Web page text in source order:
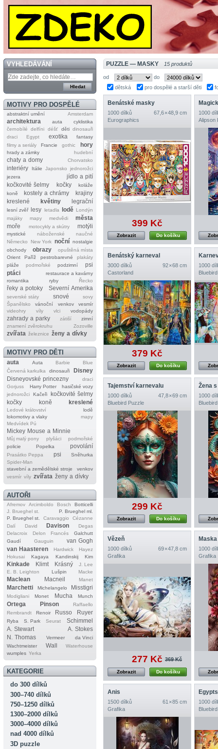
VYHLEDÁVÁNÍ
MOTIVY PRO DOSPĚLÉ
abstraktní umění Amsterdam
architektura auta
cyklistika
černobílé
delfíni déšť děti dinosauři
draci
Egypt exotika
fantasy
filmy a seriály
Francie gothic hory
hrady a zámky hudební
chaty a domy Chorvatsko
interiéry Itálie Japonsko
jednorožci
jezera
jídlo a pití
kočkovité šelmy
kočky
koláže
koně
kostely a chrámy
krajiny
kreslené
květiny legrační
lesní zvěř lesy letadla lodě Londýn
majáky
mapy medvědi
města
moře
motocykly a skútry motýli
mystické náboženské
naučné
Německo
New York noční nostalgie
obchody
obrazy
opuštěná místa
Orient
Paříž pestrobarevné
plakáty
pláže
podmořské podzimní
psi
ptáci
restaurace a kavárny
romantika
ryby Řecko
řeky a potoky Severní Amerika
severské státy snové
sovy
Španělsko
vánoční venkov
vesmír
videohry
víly vlci vodopády
zahrady a parky zátiší
zimní
znamení zvěrokruhu
Zozoville
zvířata železnice ženy a dívky
MOTIVY PRO DĚTI
auta Auta Barbie
Blue
Červená karkulka
dinosauři
Disney
Disneyovské princezny
draci
Gorjuss
Harry Potter
hasičské vozy
jednorožci
Kačeři
kočkovité šelmy
kočky
koně kreslené
Ledové království
lodě
lokomotivy a vlaky
mapy
Medvídek Pú
Mickey Mouse a Minnie
Můj malý pony plyšáci
podmořské
policie
Popelka povolání
Prasátko Peppa psi
Sněhurka
Spider‐Man
stavební a zemědělské stroje
venkov
vesmír víly zvířata ženy a dívky
AUTOŘI
Afremov Arcimboldo Bosch
Botticelli
J. Brueghel st.
P. Brueghel ml.
P. Brueghel st.
Caravaggio
Cézanne
Dalí
David Davison
Degas
Delacroix
Delon Francés
Galchutt
Gaudí
Gauguin
van Gogh
van Haasteren
Hardwick
Hayez
Hokusai
Kagaya Kandinskij Kim
Kinkade Klimt Krásný
J. Lee
E. B. Leighton
Lušpin Macke
Maclean Macneil Manet
Marchetti Michelangelo Misstigri
Modigliani Monet Mucha Munch
Ortega Pinson
Raffaello
Rembrandt
Renoir Russo Ruyer
Ryba S. Park Seurat
Schimmel
A. Stewart
A. Stokes
N. Thomas
Vermeer
da Vinci
Wachtmeister
Wall
Waterhouse
wumples Yerka
KATEGORIE
do 300 dílků
300–740 dílků
750–1250 dílků
1300–2000 dílků
3000–4000 dílků
nad 4000 dílků
3D puzzle
PUZZLE — MASKY 15 produktů
od
do
dětská
pro dospělé a starší děti
Benátské masky
1000 dílků
67,6 × 48,9 cm
Eurographics
399 Kč
Do košíku
Zobrazit
1000
Alipson
Benátský karneval
3000 dílků
92 × 68 cm
Castorland
379 Kč
Do košíku
Zobrazit
1000
Tajemství karnevalu
1000 dílků
47,8 × 69 cm
Bluebird Puzzle
299 Kč
Do košíku
Zobrazit
Žena
1000
Vězeň
1000 dílků
69 × 47,8 cm
Grafika
277 Kč 369 Kč
Do košíku
Zobrazit
Maska
1000
Grafika
Anis
1500 dílků
61 × 85 cm
Grafika
1000